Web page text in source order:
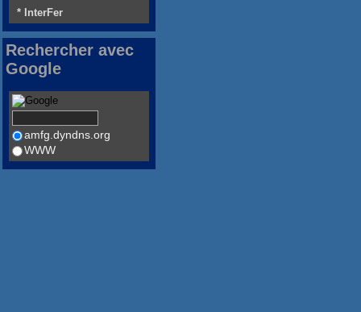
* InterFer
Rechercher avec
Google
amfg.dyndns.org
WWW